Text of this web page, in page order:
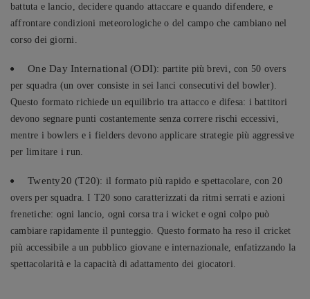
battuta e lancio, decidere quando attaccare e quando difendere, e
affrontare condizioni meteorologiche o del campo che cambiano nel
corso dei giorni.
One Day International (ODI): partite più brevi, con 50 overs
per squadra (un over consiste in sei lanci consecutivi del bowler).
Questo formato richiede un equilibrio tra attacco e difesa: i battitori
devono segnare punti costantemente senza correre rischi eccessivi,
mentre i bowlers e i fielders devono applicare strategie più aggressive
per limitare i run.
Twenty20 (T20): il formato più rapido e spettacolare, con 20
overs per squadra. I T20 sono caratterizzati da ritmi serrati e azioni
frenetiche: ogni lancio, ogni corsa tra i wicket e ogni colpo può
cambiare rapidamente il punteggio. Questo formato ha reso il cricket
più accessibile a un pubblico giovane e internazionale, enfatizzando la
spettacolarità e la capacità di adattamento dei giocatori.